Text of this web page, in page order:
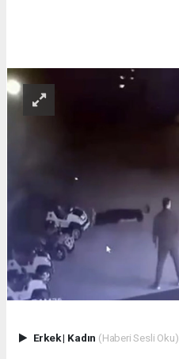
Erkek| Kadın (Haberi Sesli Oku)